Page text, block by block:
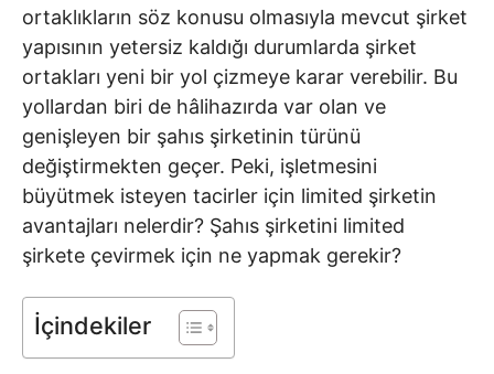
ortaklıkların söz konusu olmasıyla mevcut şirket
yapısının yetersiz kaldığı durumlarda şirket
ortakları yeni bir yol çizmeye karar verebilir. Bu
yollardan biri de hâlihazırda var olan ve
genişleyen bir şahıs şirketinin türünü
değiştirmekten geçer. Peki, işletmesini
büyütmek isteyen tacirler için limited şirketin
avantajları nelerdir? Şahıs şirketini limited
şirkete çevirmek için ne yapmak gerekir?
İçindekiler